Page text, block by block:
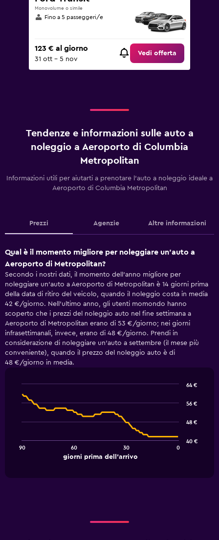
Monovolume o simile
Fino a 5 passeggeri/e
123 € al giorno
31 ott - 5 nov
Vedi offerta
Tendenze e informazioni sulle auto a
noleggio a Aeroporto di Columbia
Metropolitan
Informazioni utili per aiutarti a prenotare l'auto a noleggio ideale a
Aeroporto di Columbia Metropolitan
Prezzi Agenzie Altre informazioni
Qual è il momento migliore per noleggiare un'auto a
Aeroporto di Metropolitan?
Secondo i nostri dati, il momento dell'anno migliore per
noleggiare un'auto a Aeroporto di Metropolitan è 14 giorni prima
della data di ritiro del veicolo, quando il noleggio costa in media
42 €/giorno. Nell'ultimo anno, gli utenti momondo hanno
scoperto che i prezzi del noleggio auto nel fine settimana a
Aeroporto di Metropolitan erano di 53 €/giorno; nei giorni
infrasettimanali, invece, erano di 48 €/giorno. Prendi in
considerazione di noleggiare un'auto a settembre (il mese più
conveniente), quando il prezzo del noleggio auto è di
48 €/giorno in media.
Line
chart
The
Chart
graphic.
giorni prima dell'arrivo
90 60 30 0
40 €
48 €
56 €
64 €